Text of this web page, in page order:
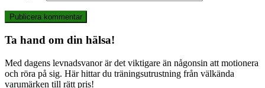
Ta hand om din hälsa!
Med dagens levnadsvanor är det viktigare än någonsin att motionera
och röra på sig. Här hittar du träningsutrustning från välkända
varumärken till rätt pris!